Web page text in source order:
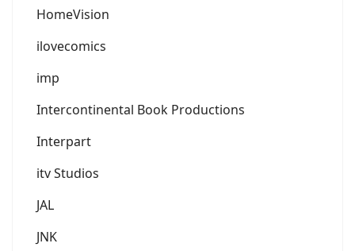
HomeVision
ilovecomics
imp
Intercontinental Book Productions
Interpart
itv Studios
JAL
JNK